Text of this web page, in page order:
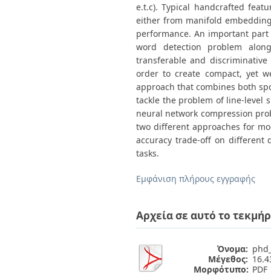
e.t.c). Typical handcrafted
either from manifold
performance. An important
word detection problem
transferable and
order to create compact, yet
approach that combines both
tackle the problem of line-level
neural network compression
two different approaches for
accuracy trade-off on different
tasks.
Εμφάνιση πλήρους εγγραφής
Αρχεία σε αυτό το
Όνομα:
Μέγεθος:
Μορφότυπο: PDF